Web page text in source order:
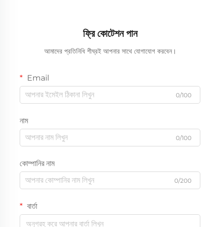
ফ্রি কোটেশন পান
আমাদের প্রতিনিধি শীঘ্রই আপনার সাথে যোগাযোগ করবেন।
Email
0/100
নাম
0/100
কোম্পানির নাম
0/200
বার্তা